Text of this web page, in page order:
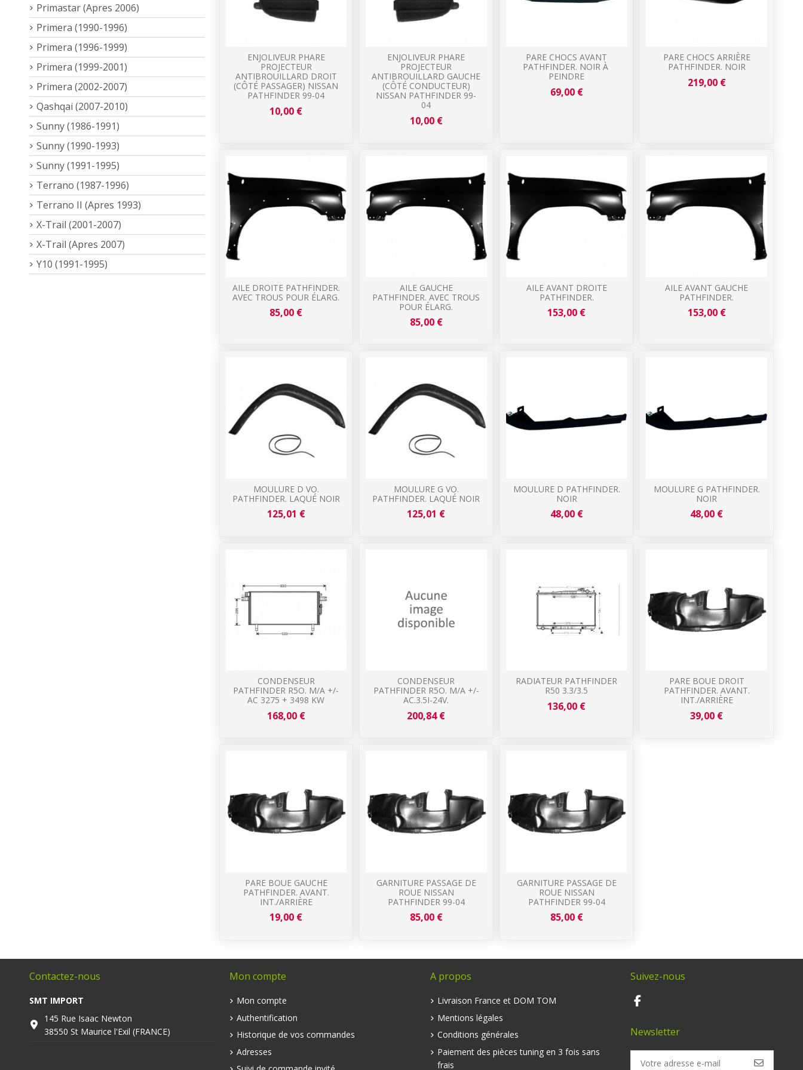
ENJOLIVEUR PHARE
PROJECTEUR
ANTIBROUILLARD DROIT
(CÔTÉ PASSAGER) NISSAN
PATHFINDER 99-04
10,00 €
ENJOLIVEUR PHARE
PROJECTEUR
ANTIBROUILLARD GAUCHE
(CÔTÉ CONDUCTEUR)
NISSAN PATHFINDER 99-
04
10,00 €
PARE CHOCS AVANT
PATHFINDER. NOIR À
PEINDRE
69,00 €
PARE CHOCS ARRIÈRE
PATHFINDER. NOIR
219,00 €
AILE DROITE PATHFINDER.
AVEC TROUS POUR ÉLARG.
85,00 €
AILE GAUCHE
PATHFINDER. AVEC TROUS
POUR ÉLARG.
85,00 €
AILE AVANT DROITE
PATHFINDER.
153,00 €
AILE AVANT GAUCHE
PATHFINDER.
153,00 €
MOULURE D VO.
PATHFINDER. LAQUÉ NOIR
125,01 €
MOULURE G VO.
PATHFINDER. LAQUÉ NOIR
125,01 €
MOULURE D PATHFINDER.
NOIR
48,00 €
MOULURE G PATHFINDER.
NOIR
48,00 €
CONDENSEUR
PATHFINDER R5O. M/A +/-
AC 3275 + 3498 KW
168,00 €
CONDENSEUR
PATHFINDER R5O. M/A +/-
AC.3.5I-24V.
200,84 €
RADIATEUR PATHFINDER
R50 3.3/3.5
136,00 €
PARE BOUE DROIT
PATHFINDER. AVANT.
INT./ARRIÈRE
39,00 €
PARE BOUE GAUCHE
PATHFINDER. AVANT.
INT./ARRIÈRE
19,00 €
GARNITURE PASSAGE DE
ROUE NISSAN
PATHFINDER 99-04
85,00 €
GARNITURE PASSAGE DE
ROUE NISSAN
PATHFINDER 99-04
85,00 €
Primastar (Apres 2006)
Primera (1990-1996)
Primera (1996-1999)
Primera (1999-2001)
Primera (2002-2007)
Qashqai (2007-2010)
Sunny (1986-1991)
Sunny (1990-1993)
Sunny (1991-1995)
Terrano (1987-1996)
Terrano II (Apres 1993)
X-Trail (2001-2007)
X-Trail (Apres 2007)
Y10 (1991-1995)
Contactez-nous
SMT IMPORT
145 Rue Isaac Newton
38550 St Maurice l'Exil (FRANCE)
Mon compte
Mon compte
Authentification
Historique de vos commandes
Adresses
A propos
Livraison France et DOM TOM
Mentions légales
Conditions générales
Paiement des pièces tuning en 3 fois sans
frais
Suivez-nous
Newsletter